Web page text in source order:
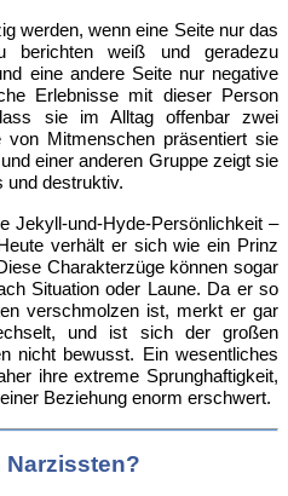
werden, wenn eine Seite nur das
berichten weiß und geradezu
eine andere Seite nur negative
Erlebnisse mit dieser Person
sie im Alltag offenbar zwei
Mitmenschen präsentiert sie
einer anderen Gruppe zeigt sie
und destruktiv.
Jekyll-und-Hyde-Persönlichkeit –
verhält er sich wie ein Prinz
Charakterzüge können sogar
Situation oder Laune. Da er so
verschmolzen ist, merkt er gar
und ist sich der großen
nicht bewusst. Ein wesentliches
ihre extreme Sprunghaftigkeit,
Beziehung enorm erschwert.
Narzissten?